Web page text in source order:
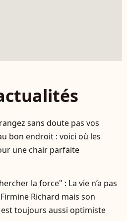
sans doute pas vos
bon endroit : voici où les
une chair parfaite
la force" : La vie n’a pas
Richard mais son
toujours aussi optimiste